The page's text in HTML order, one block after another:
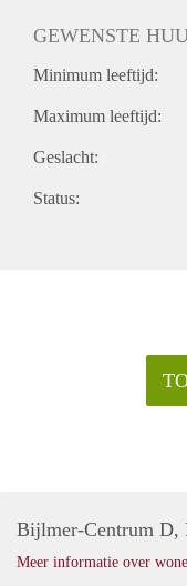
GEWENSTE
Minimum leeftijd:
Maximum leeftijd:
Geslacht:
Status:
Bijlmer-Centrum D,
Meer informatie over